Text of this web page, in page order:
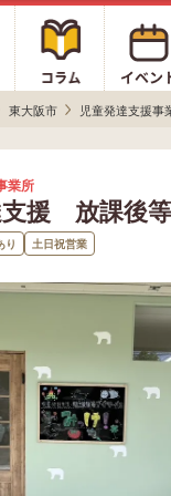
東大阪市 児童発達支援事
業所
支援 放課後
り 土日祝営業